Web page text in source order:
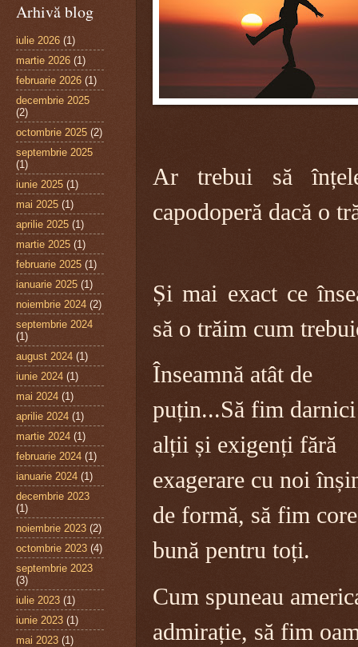
Ar trebui să
capodoperă dacă o
Și mai exact ce
să o trăim cum
Înseamnă atât de
puțin...Să fim
alții și exigenți fără
exagerare cu noi
de formă, să fim
bună pentru toți.
Cum spuneau
admirație, să fim
Arhivă blog
iulie 2026 (1)
martie 2026 (1)
februarie 2026 (1)
decembrie 2025
(2)
octombrie 2025 (2)
septembrie 2025
(1)
iunie 2025 (1)
mai 2025 (1)
aprilie 2025 (1)
martie 2025 (1)
februarie 2025 (1)
ianuarie 2025 (1)
noiembrie 2024 (2)
septembrie 2024
(1)
august 2024 (1)
iunie 2024 (1)
mai 2024 (1)
aprilie 2024 (1)
martie 2024 (1)
februarie 2024 (1)
ianuarie 2024 (1)
decembrie 2023
(1)
noiembrie 2023 (2)
octombrie 2023 (4)
septembrie 2023
(3)
iulie 2023 (1)
iunie 2023 (1)
mai 2023 (1)